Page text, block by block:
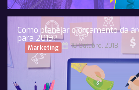
Como planejar o orçamento da
para 2019?
Marketing 18 Outubro, 2018